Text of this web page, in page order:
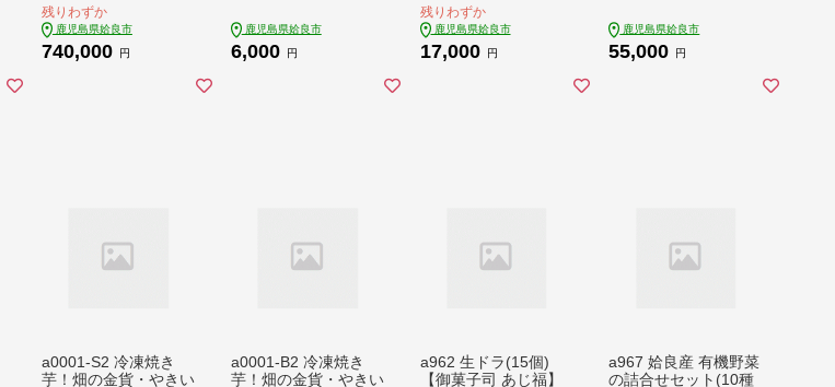
堂】 姶良市 国産 鎧
甲冑 兜 武将 七五三
伝統工芸品
残りわずか
鹿児島県姶良市
740,000 円
芋 やきいも べにはる
か さつまいも さつま
鹿児島県姶良市
6,000 円
合】 姶良市 陶器 食器
マグカップ コップ
残りわずか
鹿児島県姶良市
17,000 円
良市 陶器 食器 コーヒ
ー ドリッパー 珈琲 マ
鹿児島県姶良市
55,000 円
a0001-S2 冷凍焼き
芋！畑の金貨・やきい
a0001-B2 冷凍焼き
芋！畑の金貨・やきい
a962 生ドラ(15個)
【御菓子司 あじ福】
a967 姶良産 有機野菜
の詰合せセット(10種